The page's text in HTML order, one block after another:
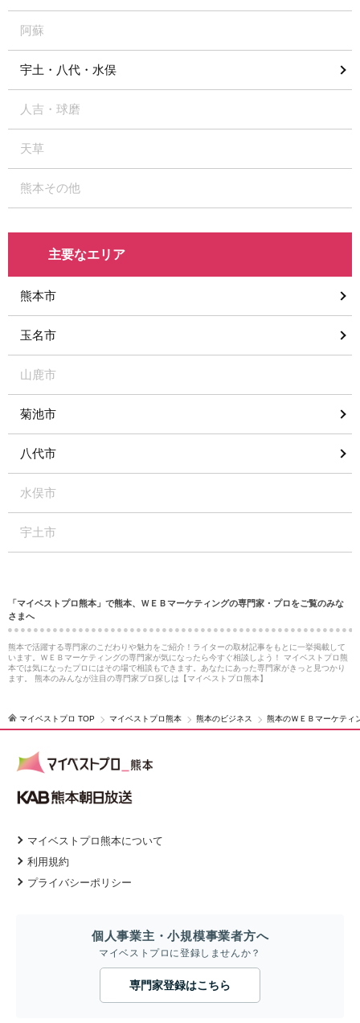
阿蘇
宇土・八代・水俣
人吉・球磨
天草
熊本その他
主要なエリア
熊本市
玉名市
山鹿市
菊池市
八代市
水俣市
宇土市
「マイベストプロ熊本」で熊本、ＷＥＢマーケティングの専門家・プロをご覧のみな
さまへ
熊本で活躍する専門家のこだわりや魅力をご紹介！ライターの取材記事をもとに一挙掲載して
います。ＷＥＢマーケティングの専門家が気になったら今すぐ相談しよう！ マイベストプロ熊
本では気になったプロにはその場で相談もできます。あなたにあった専門家がきっと見つかり
ます。 熊本のみんなが注目の専門家プロ探しは【マイベストプロ熊本】
マイベストプロ TOP マイベストプロ熊本 熊本のビジネス 熊本のＷＥＢマーケティ
マイベストプロ熊本について
利用規約
プライバシーポリシー
個人事業主・小規模事業者方へ
マイベストプロに登録しませんか？
専門家登録はこちら